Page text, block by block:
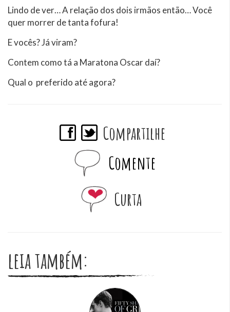
Lindo de ver… A relação dos dois irmãos então… Você
quer morrer de tanta fofura!
E vocês? Já viram?
Contem como tá a Maratona Oscar daí?
Qual o preferido até agora?
Compartilhe
Comente
Curta
leia também: